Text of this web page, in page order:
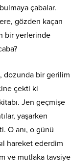
çabalar.
gözden kaçan
bir yerlerinde
dozunda bir gerilim
çekti ki
Jen geçmişe
yaşarken
O anı, o günü
hareket ederdim
ve mutlaka tavsiye